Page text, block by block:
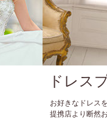
ドレス
お好きなドレス
提携店より断然